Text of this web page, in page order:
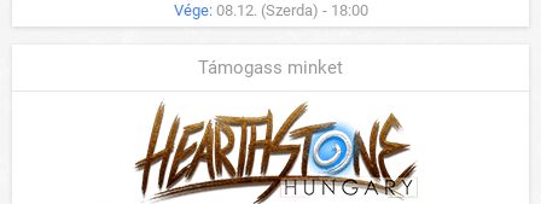
Vége: 08.12. (Szerda) - 18:00
Támogass minket